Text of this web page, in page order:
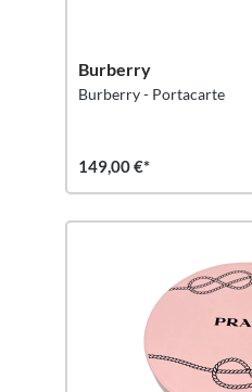
Burberry
Burberry - Portacarte
149,00 €*